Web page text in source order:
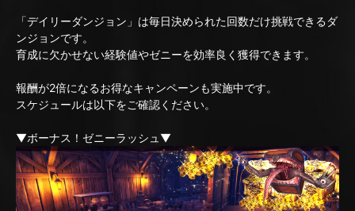
「デイリーダンジョン」は毎日決められた回数だけ挑戦できるダ
ンジョンです。
育成に欠かせない経験値やゼニーを効率良く獲得できます。
報酬が2倍になるお得なキャンペーンも実施中です。
スケジュールは以下をご確認ください。
▼ボーナス！ゼニーラッシュ▼